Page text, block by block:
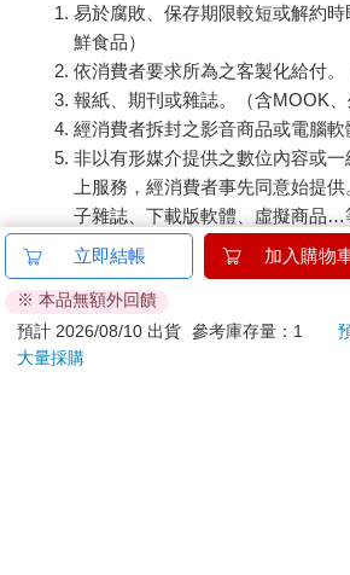
易於腐敗、保存期限較短或解約
鮮食品）
依消費者要求所為之客製化給付。
報紙、期刊或雜誌。（含MOOK、
經消費者拆封之影音商品或電腦軟
非以有形媒介提供之數位內容或
上服務，經消費者事先同意始提
子雜誌、下載版軟體、虛擬商品…
已拆封之個人衛生用品。（如：
刀…等）
若非上列種類商品，均享有到貨7天的
日）。
辦理退換貨時，商品（組合商品恕無
立即結帳 加入購物
※ 本品無額外回饋
預計 2026/08/10 出貨 參考庫存量：1
大量採購